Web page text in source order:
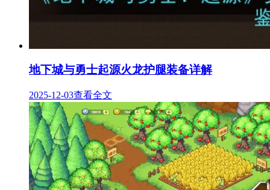
地下城与勇士起源火龙护腿装备详解
2025-12-03查看全文